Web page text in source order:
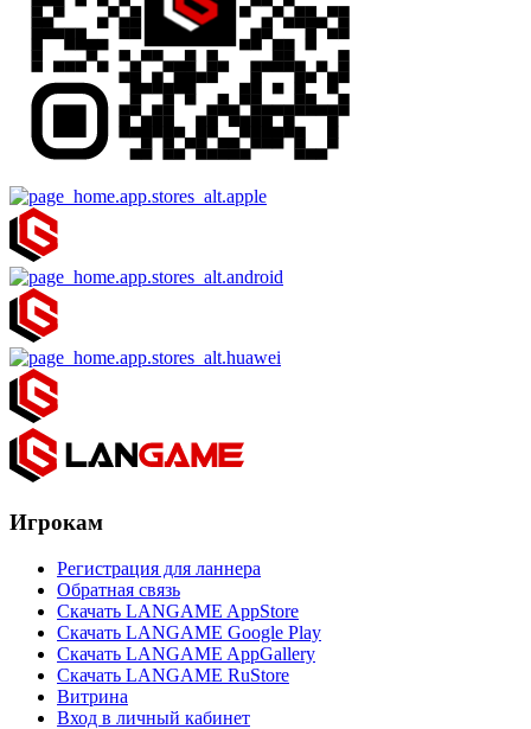
Игрокам
Регистрация для ланнера
Обратная связь
Скачать LANGAME AppStore
Скачать LANGAME Google Play
Скачать LANGAME AppGallery
Скачать LANGAME RuStore
Витрина
Вход в личный кабинет